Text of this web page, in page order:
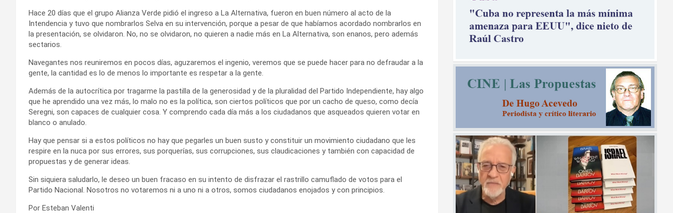
Hace 20 días que el grupo Alianza Verde pidió el ingreso a La Alternativa, fueron en buen número al acto de la
Intendencia y tuvo que nombrarlos Selva en su intervención, porque a pesar de que habíamos acordado nombrarlos en
la presentación, se olvidaron. No, no se olvidaron, no quieren a nadie más en La Alternativa, son enanos, pero además
sectarios.
Navegantes nos reuniremos en pocos días, aguzaremos el ingenio, veremos que se puede hacer para no defraudar a la
gente, la cantidad es lo de menos lo importante es respetar a la gente.
Además de la autocrítica por tragarme la pastilla de la generosidad y de la pluralidad del Partido Independiente, hay algo
que he aprendido una vez más, lo malo no es la política, son ciertos políticos que por un cacho de queso, como decía
Seregni, son capaces de cualquier cosa. Y comprendo cada día más a los ciudadanos que asqueados quieren votar en
blanco o anulado.
Hay que pensar si a estos políticos no hay que pegarles un buen susto y constituir un movimiento ciudadano que les
respire en la nuca por sus errores, sus porquerías, sus corrupciones, sus claudicaciones y también con capacidad de
propuestas y de generar ideas.
Sin siquiera saludarlo, le deseo un buen fracaso en su intento de disfrazar el rastrillo camuflado de votos para el
Partido Nacional. Nosotros no votaremos ni a uno ni a otros, somos ciudadanos enojados y con principios.
Por Esteban Valenti